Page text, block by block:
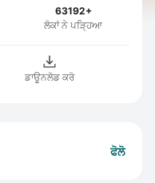
63192+
ਲੋਕਾਂ ਨੇ ਪੜ੍ਹਿਆ
ਡਾਊਨਲੋਡ ਕਰੋ
ਫੋਲੋ